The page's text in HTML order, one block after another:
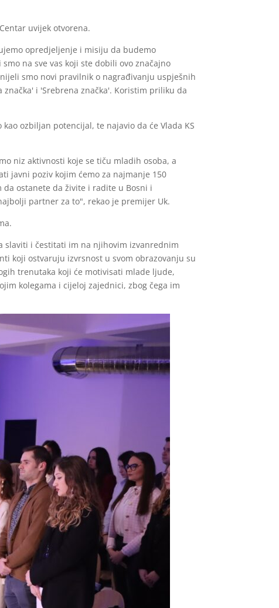
uvijek otvorena.
opredjeljenje i misiju da budemo
na sve vas koji ste dobili ovo značajno
smo novi pravilnik o nagrađivanju uspješnih
i 'Srebrena značka'. Koristim priliku da
ozbiljan potencijal, te najavio da će Vlada KS
niz aktivnosti koje se tiču mladih osoba, a
javni poziv kojim ćemo za najmanje 150
ostanete da živite i radite u Bosni i
partner za to", rekao je premijer Uk.
slaviti i čestitati im na njihovim izvanrednim
koji ostvaruju izvrsnost u svom obrazovanju su
trenutaka koji će motivisati mlade ljude,
kolegama i cijeloj zajednici, zbog čega im